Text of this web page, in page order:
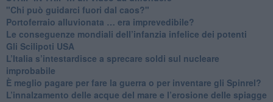
"Chi può guidarci fuori dal caos?"
​Portoferraio alluvionata … era imprevedibile?
Le conseguenze mondiali dell’infanzia infelice dei potenti
​Gli Scilipoti USA
L’Italia s’intestardisce a sprecare soldi sul nucleare
improbabile
È meglio pagare per fare la guerra o per inventare gli Spinrel?
​L’innalzamento delle acque del mare e l’erosione delle spiagge